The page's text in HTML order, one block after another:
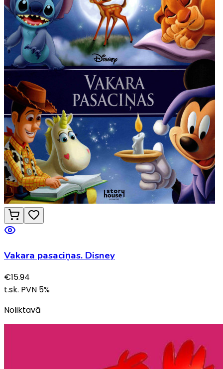
Vakara pasaciņas. Disney
€15.94
t.sk. PVN 5%
Noliktavā